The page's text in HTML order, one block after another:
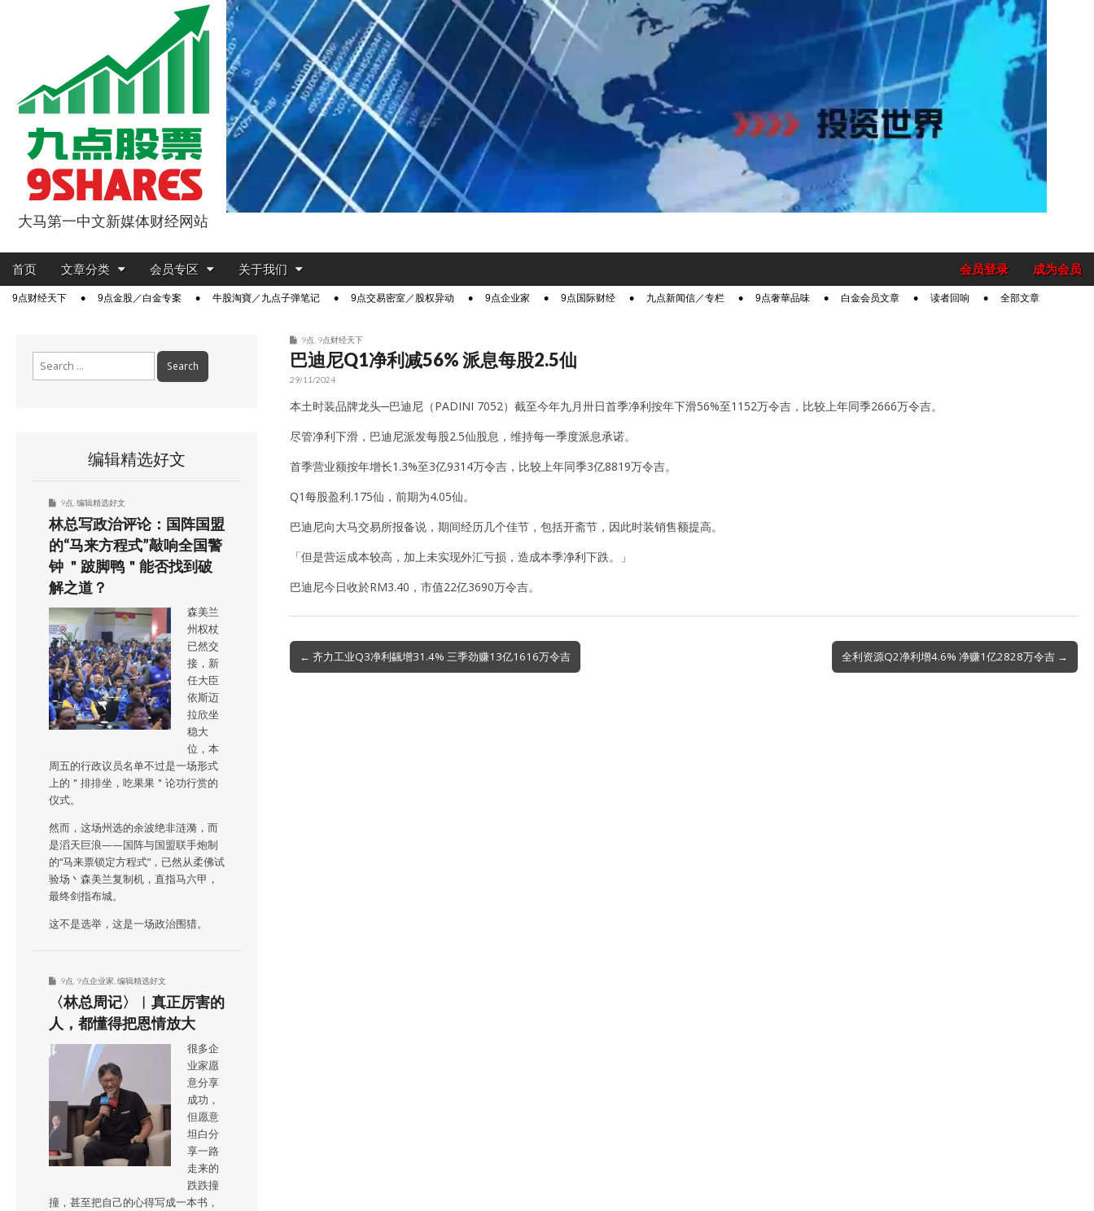
9点股票
大马第一中文新媒体财经网站
Main
Skip
content
首页 文章分类 会员专区 关于我们 成为会员
会员登录
Sub9点财经天下 9点金股／白金专案 牛股淘寶／九点子弹笔记 9点交易密室／股权异动 9点企业家 9点国际财经 九点新闻信／专栏 9点奢華品味 白金会员文章 读者回响 全部文章
9点 9点财经天下
巴迪尼Q1净利减56% 派息每股2.5仙
29/11/2024
本土时装品牌龙头─巴迪尼（PADINI 7052）截至今年九月卅日首季净利按年下滑56%至1152万令吉，比较上年同季2666万令吉。
尽管净利下滑，巴迪尼派发每股2.5仙股息，维持每一季度派息承诺。
首季营业额按年增长1.3%至3亿9314万令吉，比较上年同季3亿8819万令吉。
Q1每股盈利.175仙，前期为4.05仙。
巴迪尼向大马交易所报备说，期间经历几个佳节，包括开斋节，因此时装销售额提高。
「但是营运成本较高，加上未实现外汇亏损，造成本季净利下跌。」
巴迪尼今日收於RM3.40，市值22亿3690万令吉。
Post
navigation
← 齐力工业Q3净利飊增31.4% 三季劲赚13亿1616万令吉 全利资源Q2净利增4.6% 净赚1亿2828万令吉 →
编辑精选好文
9点 编辑精选好文
林总写政治评论：国阵国盟
的“马来方程式”敲响全国警
钟 ＂跛脚鸭＂能否找到破
解之道？
森美兰
州权杖
已然交
接，新
任大臣
依斯迈
拉欣坐
稳大
位，本
周五的行政议员名单不过是一场形式
上的＂排排坐，吃果果＂论功行赏的
仪式。
然而，这场州选的余波绝非涟漪，而
是滔天巨浪——国阵与国盟联手炮制
的“马来票锁定方程式”，已然从柔佛试
验场丶森美兰复制机，直指马六甲，
最终剑指布城。
这不是选举，这是一场政治围猎。
9点 9点企业家 编辑精选好文
〈林总周记〉︱真正厉害的
人，都懂得把恩情放大
很多企
业家愿
意分享
成功，
但愿意
坦白分
享一路
走来的
跌跌撞
撞，甚至把自己的心得写成一本书，